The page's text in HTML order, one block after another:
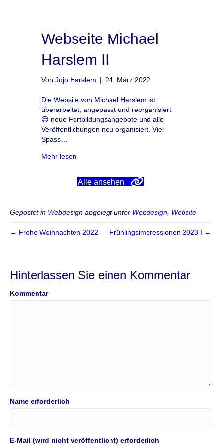
Webseite Michael
Harslem II
Von Jojo Harslem | 24. März 2022
Die Website von Michael Harslem ist
überarbeitet, angepasst und reorganisiert
😊 neue Fortbildungsangebote und alle
Veröffentlichungen neu organisiert. Viel
Spass…
Mehr lesen
Alle ansehen
Gepostet in Webdesign abgelegt unter Webdesign, Website
← Frohe Weihnachten 2022 Frühlingsimpressionen 2023 I →
Hinterlassen Sie einen Kommentar
Kommentar
Name erforderlich
E-Mail (wird nicht veröffentlicht) erforderlich